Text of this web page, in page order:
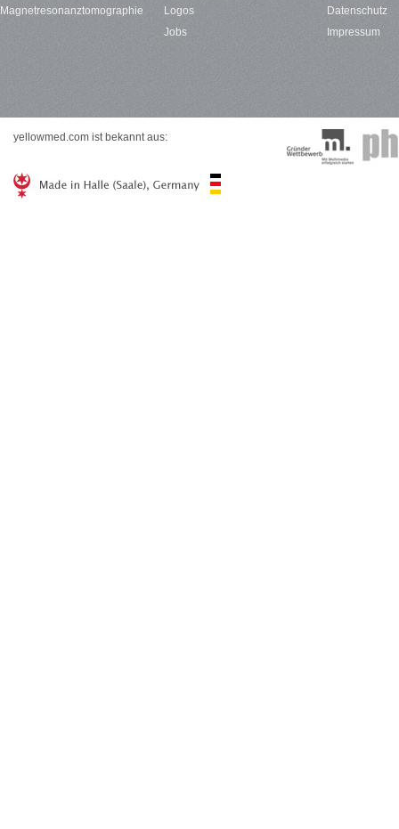
Magnetresonanztomographie
Logos
Jobs
Datenschutz
Impressum
yellowmed.com ist bekannt aus: